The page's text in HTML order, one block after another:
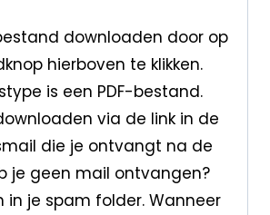
downloaden door op
hierboven te klikken.
is een PDF-bestand.
via de link in de
die je ontvangt na de
je geen mail ontvangen?
in je spam folder. Wanneer